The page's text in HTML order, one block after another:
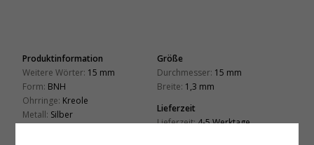
Produktinformation
Weitere Wörter: 15 mm
Form: BNH
Ohrringe: Kreole
Metall: Silber
Größe
Durchmesser: 15 mm
Breite: 1,3 mm
Lieferzeit
Lieferzeit:4-5 Werktage